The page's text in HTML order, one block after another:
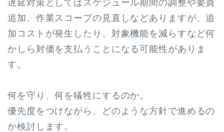
遅延対策としてはスケジュール期間の調整や要員
追加、作業スコープの見直しなどありますが、追
加コストが発生したり、対象機能を減らすなど何
かしら対価を支払うことになる可能性がありま
す。
何を守り、何を犠牲にするのか。
優先度をつけながら、どのような方針で進めるの
か検討します。